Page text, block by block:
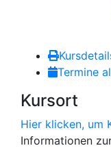
Termine
Kursort
Hier klicken, um
Informationen